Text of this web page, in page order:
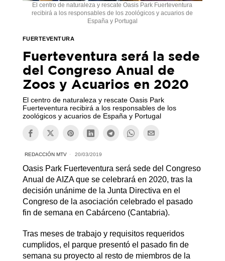
El centro de naturaleza y rescate Oasis Park Fuerteventura
recibirá a los responsables de los zoológicos y acuarios de
España y Portugal
FUERTEVENTURA
Fuerteventura será la sede
del Congreso Anual de
Zoos y Acuarios en 2020
El centro de naturaleza y rescate Oasis Park
Fuerteventura recibirá a los responsables de los
zoológicos y acuarios de España y Portugal
REDACCIÓN MTV 20/03/2019
Oasis Park Fuerteventura será sede del Congreso
Anual de AIZA que se celebrará en 2020, tras la
decisión unánime de la Junta Directiva en el
Congreso de la asociación celebrado el pasado
fin de semana en Cabárceno (Cantabria).
Tras meses de trabajo y requisitos requeridos
cumplidos, el parque presentó el pasado fin de
semana su proyecto al resto de miembros de la